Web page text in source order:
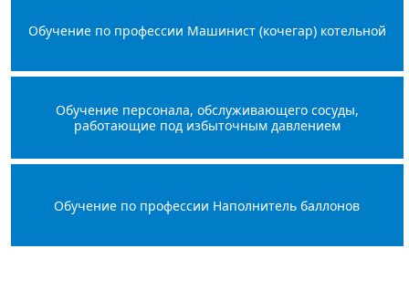
Обучение по профессии Машинист (кочегар) котельной
Обучение персонала, обслуживающего сосуды,
работающие под избыточным давлением
Обучение по профессии Наполнитель баллонов